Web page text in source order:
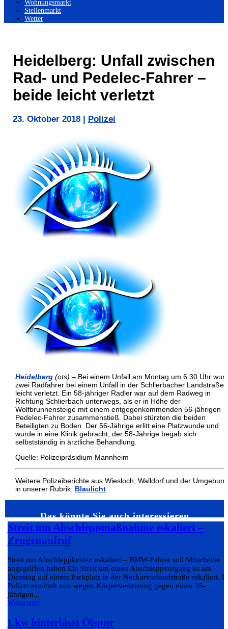
Wohnungsmarkt
Stellenmarkt
Wetter
Heidelberg: Unfall zwischen
Rad- und Pedelec-Fahrer –
beide leicht verletzt
23. Oktober 2018 Polizei
Heidelberg (ots) – Bei einem Unfall am Montag um 6.30 Uhr
zwei Radfahrer bei einem Unfall in der Schlierbacher Landstraße
leicht verletzt. Ein 58-jähriger Radler war auf dem Radweg in
Richtung Schlierbach unterwegs, als er in Höhe der
Wolfbrunnensteige mit einem entgegenkommenden 56-jährigen
Pedelec-Fahrer zusammenstieß. Dabei stürzten die beiden
Beteiligten zu Boden. Der 56-Jährige erlitt eine Platzwunde und
wurde in eine Klinik gebracht, der 58-Jährige begab sich
selbstständig in ärztliche Behandlung.
Quelle: Polizeipräsidium Mannheim
Weitere Polizeiberichte aus Wiesloch, Walldorf und der Umgebung
in unserer Rubrik: Blaulicht
Das könnte Sie auch interessieren…
Streit um Abschleppmaßnahme eskaliert –
Zeugenaufruf
Streit um Abschleppkosten eskaliert – BMW-Fahrer soll Mitarbeiter
angegriffen haben Ein Streit um einen Abschleppvorgang ist am
Dienstag auf einem Parkplatz in der Neckarvorlandstraße eskaliert.
Polizei ermittelt nun wegen Körperverletzung gegen einen 35-
jährigen...
Weiterlesen
Lkw hinterlässt Ölspur